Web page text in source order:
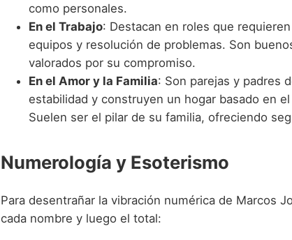
como personales.
En el Trabajo: Destacan en roles que
equipos y resolución de problemas. Son
valorados por su compromiso.
En el Amor y la Familia: Son parejas y padres
estabilidad y construyen un hogar basado en
Suelen ser el pilar de su familia, ofreciendo
Numerología y Esoterismo
Para desentrañar la vibración numérica de Marcos
cada nombre y luego el total: